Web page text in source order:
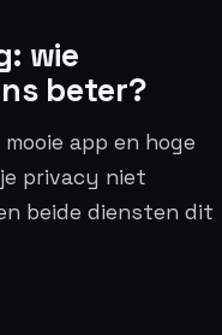
wie
beter?
app en hoge
privacy niet
beide diensten dit